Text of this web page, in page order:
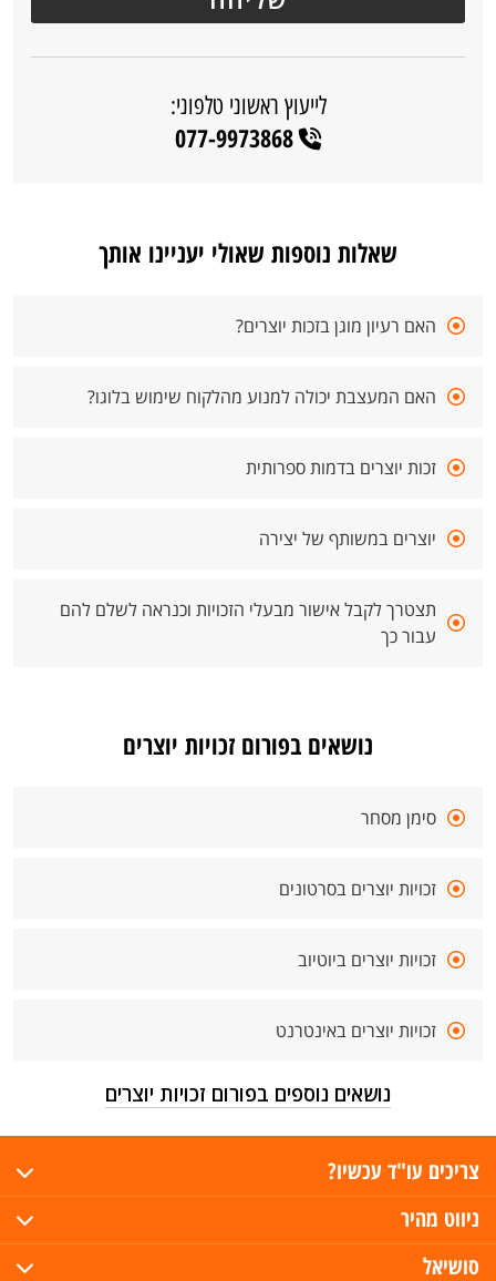
לייעוץ ראשוני טלפוני:
077-9973868
שאלות נוספות שאולי יעניינו אותך
האם רעיון מוגן בזכות יוצרים?
האם המעצבת יכולה למנוע מהלקוח שימוש בלוגו?
זכות יוצרים בדמות ספרותית
יוצרים במשותף של יצירה
תצטרך לקבל אישור מבעלי הזכויות וכנראה לשלם להם
עבור כך
נושאים בפורום זכויות יוצרים
סימן מסחר
זכויות יוצרים בסרטונים
זכויות יוצרים ביוטיוב
זכויות יוצרים באינטרנט
נושאים נוספים בפורום זכויות יוצרים
צריכים עו"ד עכשיו?
ניווט מהיר
סושיאל